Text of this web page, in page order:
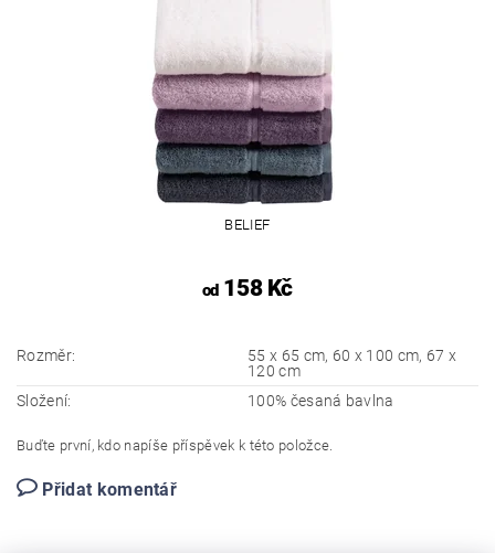
BELIEF
od158 Kč
Rozměr:
55 x 65 cm, 60 x 100 cm, 67 x
120 cm
Složení:
100% česaná bavlna
Buďte první, kdo napíše příspěvek k této položce.
Přidat komentář